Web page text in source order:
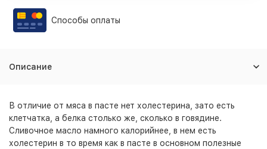
Способы оплаты
Описание
В отличие от мяса в пасте нет холестерина, зато есть
клетчатка, а белка столько же, сколько в говядине.
Сливочное масло намного калорийнее, в нем есть
холестерин в то время как в пасте в основном полезные